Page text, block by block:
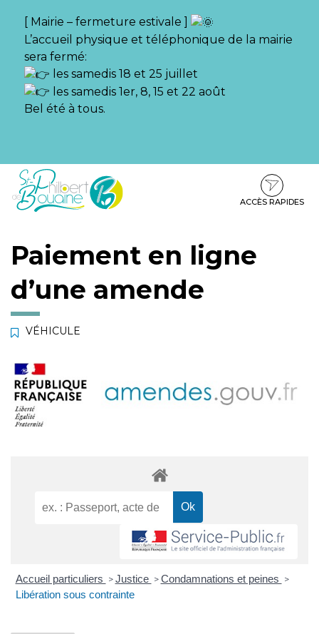
[ Mairie – fermeture estivale ]
L’accueil physique et téléphonique de la mairie
sera fermé:
les samedis 18 et 25 juillet
les samedis 1er, 8, 15 et 22 août
Bel été à tous.
Aller
Aller
contenu
Aller
pied
ACCÈS RAPIDES
Paiement en ligne
d’une amende
VÉHICULE
Accueil particuliers > Justice > Condamnations et peines >
Libération sous contrainte